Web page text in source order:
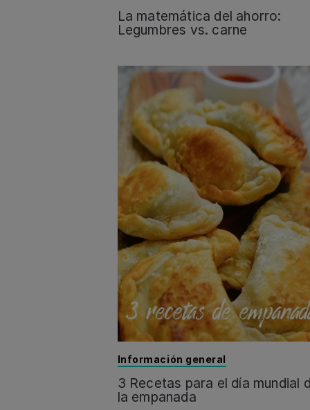
La matemática del ahorro:
Legumbres vs. carne
Información general
3 Recetas para el día mundial
la empanada